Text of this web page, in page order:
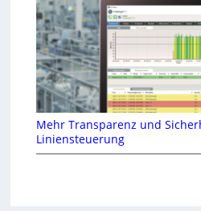
Mehr Transparenz und
Liniensteuerung